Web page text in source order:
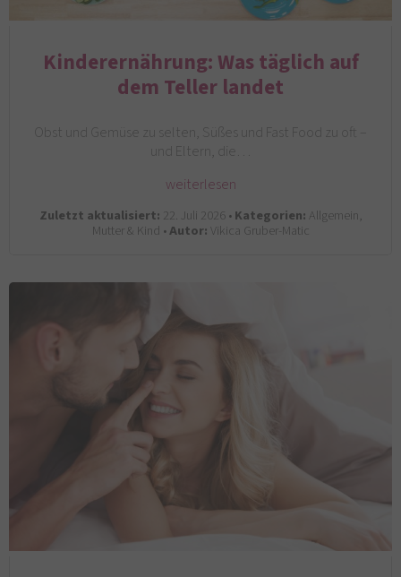
Kinderernährung: Was täglich auf
dem Teller landet
Obst und Gemüse zu selten, Süßes und Fast Food zu oft –
und Eltern, die…
weiterlesen
Zuletzt aktualisiert: 22. Juli 2026 •Kategorien: Allgemein,
Mutter & Kind •Autor:Vikica Gruber-Matic